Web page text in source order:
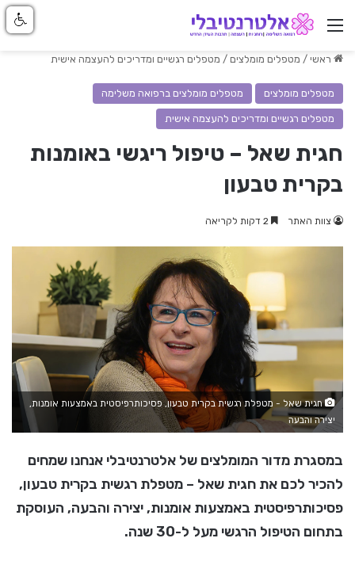
ניווט באתר
ראשי / מטפלים מומלצים / מטפלים רגשיים ומדריכים להעצמה אישית
מטפלים מומלצים מטפלים מומלצים ברפואה משלימה
מטפלים רגשיים ומדריכים להעצמה אישית
חגית שאל – טיפול ריגשי באומנות
בקרית טבעון
צוות האתר
חגית שאל - מטפלת רגשית בקרית טבעון, פסיכותרפיסטית באמצעות אומנות,
יצירה והבעה
במסגרת מדור המומלצים של אלטרנטיבלי אנחנו שמחים
להכיר לכם את חגית שאל – מטפלת רגשית בקרית טבעון,
פסיכותרפיסטית באמצעות אומנות, יצירה והבעה, העוסקת
בתחום הטיפול הרגשי מעל ל-30 שנה.